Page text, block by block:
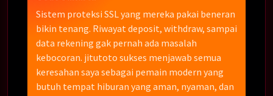
Sistem proteksi SSL yang mereka pakai beneran
bikin tenang. Riwayat deposit, withdraw, sampai
data rekening gak pernah ada masalah
kebocoran. jitutoto sukses menjawab semua
keresahan saya sebagai pemain modern yang
butuh tempat hiburan yang aman, nyaman, dan